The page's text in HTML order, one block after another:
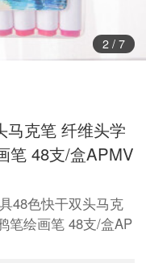
3/ 7
马克笔 纤维头学
笔 48支/盒APMV
48色快干双头马克
笔绘画笔 48支/盒AP